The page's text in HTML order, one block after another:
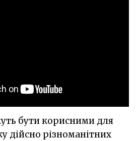
бути корисними для
дійсно різноманітних